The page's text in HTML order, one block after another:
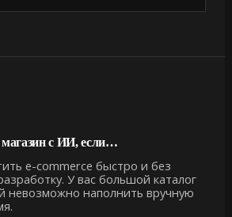
с ИИ, если…
e-commerce быстро и без
У вас большой каталог
невозможно наполнить вручную